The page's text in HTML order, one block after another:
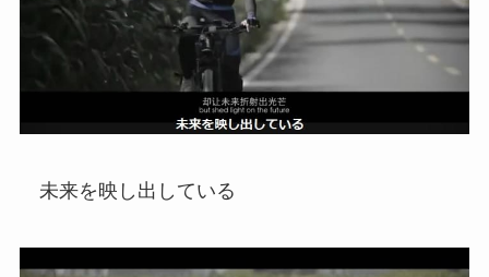
未来を映し出している